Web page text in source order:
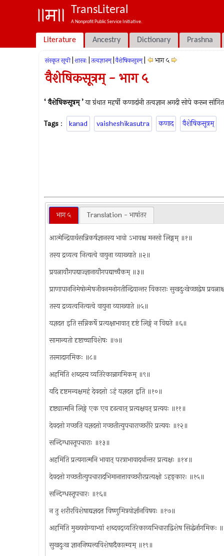
TransLiteral
A Nonprofit Public Service Initiative.
Literature Ancestry Dictionary Prashna
संस्कृत सूची शास्त्रः तत्वज्ञानम् वैशेषिकसूत्रम् भाग ५
वैशेषिकसूत्रम् - भाग ५
‘ वैशेषिकसूत्रम् ’या ग्रंथात महर्षी कणादांनी तत्वज्ञान अगदी सोपे करून
Tags : kanad vaisheshikasutra कणाद वैशेषिकसूत्रम्
भाग ५ Translation - भाषांतर
आत्मेन्द्रियार्थसन्निकर्षज्ञानस्य भावो ऽभावश्च मनसो लिङ्गम् ॥१॥
तस्य द्रव्यत्व नित्यत्वे वायुना व्याख्याते ॥२॥
प्रयत्नायौगपद्याज्ज्ञानायौगपद्याच्चैकम् ॥३॥
प्राणापाननिमेषोन्मेषजीवनमनोगतीन्द्रियान्तर विकाराः सुखदुःखेच्छाद्वेष
तस्य द्रव्यत्वनित्यत्वे वायुना व्याख्याते ॥५॥
यज्ञदत्त इति सन्निकर्षे प्रत्यक्षाभावात् दृष्टं लिङ्गं न विद्यते ॥६॥
सामान्यतो दृष्टाच्चाविशेषः ॥७॥
तस्मादागमिकः ॥८॥
अहमिति शब्दस्य व्यतिरेकान्नागमिकम् ॥९॥
यदि दृष्टमन्वक्षमहं देवदत्तो ऽहं यज्ञदत्त इति ॥१०॥
दृष्ट्यात्मनि लिङ्गे एक एव दृढत्वात् प्रत्यक्षवत् प्रत्ययः ॥११॥
देवदत्तो गच्छति यज्ञदत्तो गच्छतीत्युपचाराच्छरीरे प्रत्ययः ॥१२॥
सन्दिग्धास्तूपचाराः ॥१३॥
अहमिति प्रत्यगात्मनि भावात् परत्राभावादर्थान्तर प्रत्यक्षः ॥१४॥
देवदत्तो गच्छतीत्युपचारादभिमानात्तावच्छरीरप्रत्यक्षो ऽहङ्कारः ॥१५॥
सन्दिग्धस्तूपचारः ॥१६॥
न तु शरीरविशेषाद्यज्ञदत्त विष्णुमित्रयोर्ज्ञानविषयः ॥१७॥
अहमिति मुख्ययोग्याभ्यां शब्दवद्व्यतिरेकाव्यभिचाराद्विशेष सिद्धेर्नागमिकः
सुखदुःख ज्ञाननिष्पत्त्यविशेषादैकात्म्यम् ॥१९॥